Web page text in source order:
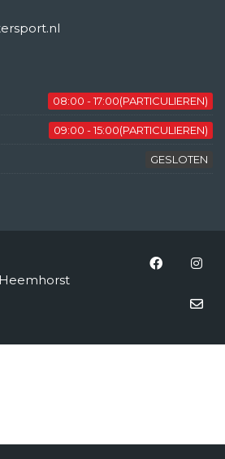
08:00 - 17:00(PARTICULIEREN)
09:00 - 15:00(PARTICULIEREN)
GESLOTEN